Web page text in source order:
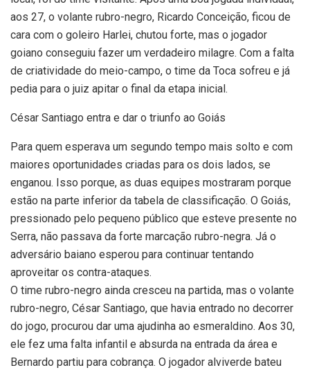
aos 27, o volante rubro-negro, Ricardo Conceição, ficou de
cara com o goleiro Harlei, chutou forte, mas o jogador
goiano conseguiu fazer um verdadeiro milagre. Com a falta
de criatividade do meio-campo, o time da Toca sofreu e já
pedia para o juiz apitar o final da etapa inicial.
César Santiago entra e dar o triunfo ao Goiás
Para quem esperava um segundo tempo mais solto e com
maiores oportunidades criadas para os dois lados, se
enganou. Isso porque, as duas equipes mostraram porque
estão na parte inferior da tabela de classificação. O Goiás,
pressionado pelo pequeno público que esteve presente no
Serra, não passava da forte marcação rubro-negra. Já o
adversário baiano esperou para continuar tentando
aproveitar os contra-ataques.
O time rubro-negro ainda cresceu na partida, mas o volante
rubro-negro, César Santiago, que havia entrado no decorrer
do jogo, procurou dar uma ajudinha ao esmeraldino. Aos 30,
ele fez uma falta infantil e absurda na entrada da área e
Bernardo partiu para cobrança. O jogador alviverde bateu